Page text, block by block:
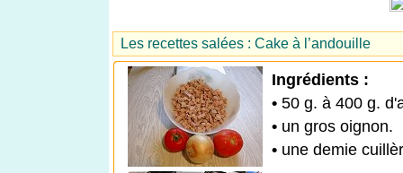
Les recettes salées : Cake à l’andouille
Ingrédients :
• 50 g. à 400 g.
• un gros oignon.
• une demie